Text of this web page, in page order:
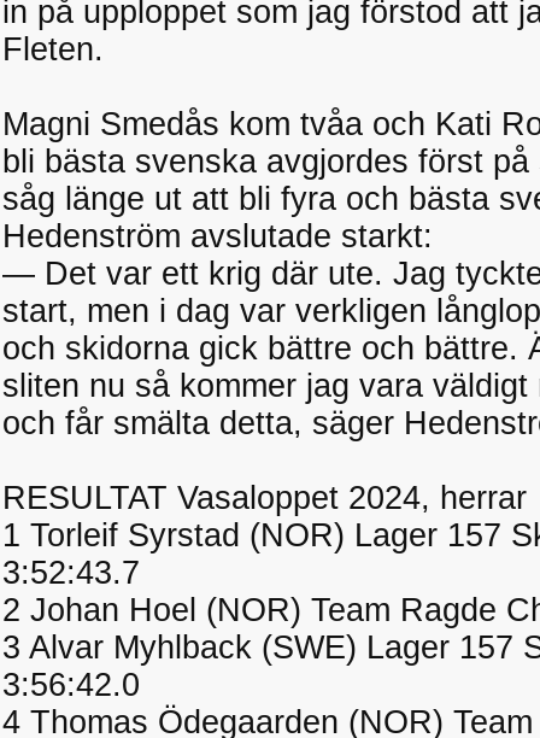
in på upploppet som jag förstod att
Fleten.
Magni Smedås kom tvåa och Kati
bli bästa svenska avgjordes först
såg länge ut att bli fyra och bästa
Hedenström avslutade starkt:
— Det var ett krig där ute. Jag
start, men i dag var verkligen
och skidorna gick bättre och bättre.
sliten nu så kommer jag vara
och får smälta detta, säger
RESULTAT Vasaloppet 2024, herrar
1 Torleif Syrstad (NOR) Lager 157
3:52:43.7
2 Johan Hoel (NOR) Team Ragde
3 Alvar Myhlback (SWE) Lager 157
3:56:42.0
4 Thomas Ödegaarden (NOR)